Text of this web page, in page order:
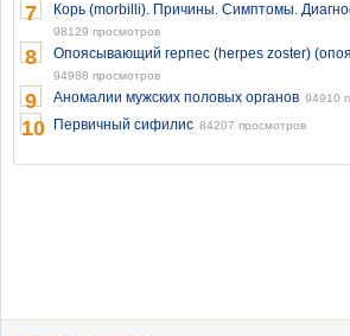
7 Корь (morbilli). Причины. Симптомы.
98129 просмотров
8 Опоясывающий герпес (herpes zoster)
94988 просмотров
9 Аномалии мужских половых органов 94910
10 Первичный сифилис 84207 просмотров